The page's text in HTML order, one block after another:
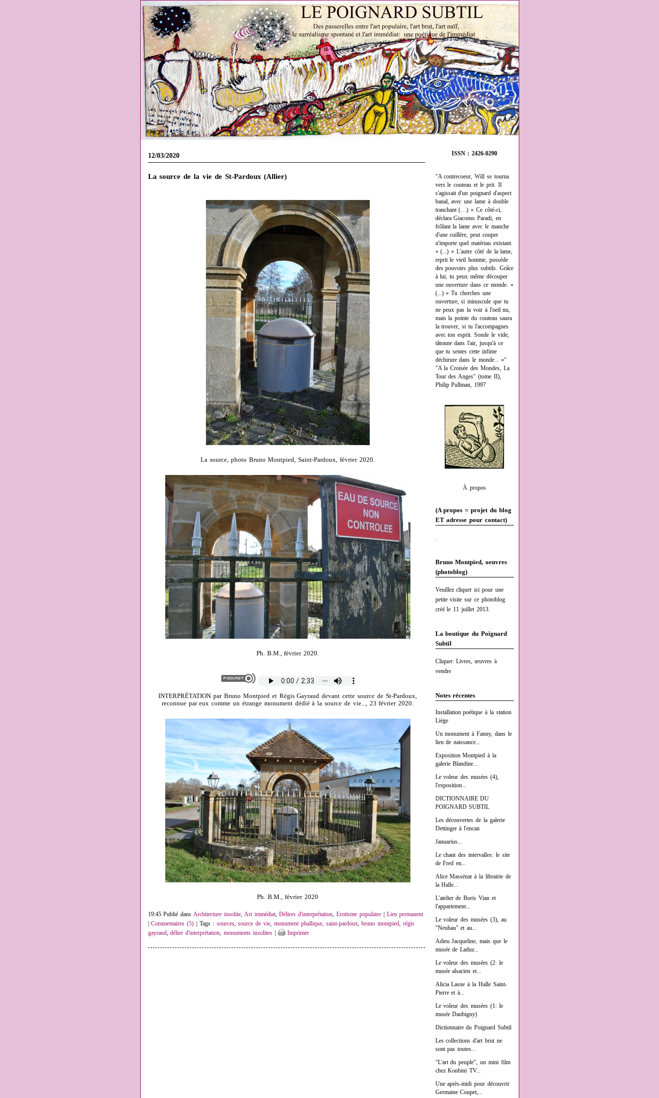
ISSN : 2426-0290
"A contrecoeur, Will se tourna
vers le couteau et le prit. Il
s'agissait d'un poignard d'aspect
banal, avec une lame à double
tranchant (…) « Ce côté-ci,
déclara Giacomo Paradi, en
frôlant la lame avec le manche
d'une cuillère, peut couper
n'importe quel matériau existant.
» (...) « L'autre côté de la lame,
reprit le vieil homme, possède
des pouvoirs plus subtils. Grâce
à lui, tu peux même découper
une ouverture dans ce monde. »
(...) « Tu cherches une
ouverture, si minuscule que tu
ne peux pas la voir à l'oeil nu,
mais la pointe du couteau saura
la trouver, si tu l'accompagnes
avec ton esprit. Sonde le vide,
tâtonne dans l'air, jusqu'à ce
que tu sentes cette infime
déchirure dans le monde... »"
"A la Croisée des Mondes, La
Tour des Anges" (tome II),
Philip Pullman, 1997
À propos
(A propos = projet du blog
ET adresse pour contact)
.
Bruno Montpied, oeuvres
(photoblog)
Veuillez cliquer ici pour une
petite visite sur ce photoblog
créé le 11 juillet 2013.
La boutique du Poignard
Subtil
Cliquer: Livres, œuvres à
vendre
Notes récentes
Installation poétique à la station
Liège
Un monument à Fanny, dans le
lieu de naissance...
Exposition Montpied à la
galerie Blandine...
Le voleur des musées (4),
l'exposition...
DICTIONNAIRE DU
POIGNARD SUBTIL
Les découvertes de la galerie
Dettinger à l'encan
Januarius...
Le chant des intervalles: le site
de Fred en...
Alice Massénat à la librairie de
la Halle...
L'atelier de Boris Vian et
l'appartement...
Le voleur des musées (3), au
"Neubau" et au...
Adieu Jacqueline, mais que le
musée de Laduz...
Le voleur des musées (2: le
musée alsacien et...
Alicia Lasne à la Halle Saint-
Pierre et à...
Le voleur des musées (1: le
musée Daubigny)
Dictionnaire du Poignard Subtil
Les collections d'art brut ne
sont pas toutes...
"L'art du peuple", un mini film
chez Konbini TV...
Une après-midi pour découvrir
Germaine Coupet,...
12/03/2020
La source de la vie de St-Pardoux (Allier)
La source, photo Bruno Montpied, Saint-Pardoux, février 2020.
Ph. B.M., février 2020.
INTERPRÉTATION par Bruno Montpied et Régis Gayraud devant cette source de St-Pardoux,
reconnue par eux comme un étrange monument dédié à la source de vie..., 23 février 2020.
Ph. B.M., février 2020
19:45 Publié dansArchitecture insolite, Art immédiat,Délires d'interprétation,Erotisme populaire| Lien permanent
|Commentaires (5) | Tags : sources,source de vie, monument phallique, saint-pardoux, bruno montpied,régis
gayraud,délire d'interprétation,monuments insolites| Imprimer